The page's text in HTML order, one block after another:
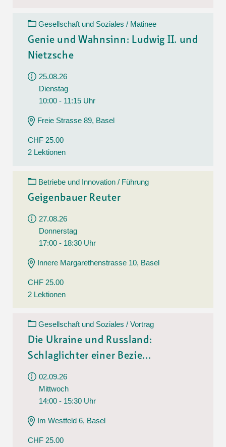
Gesellschaft und Soziales / Matinee
Genie und Wahnsinn: Ludwig II. und
Nietzsche
25.08.26
Dienstag
10:00 - 11:15 Uhr
Freie Strasse 89, Basel
CHF 25.00
2 Lektionen
Betriebe und Innovation / Führung
Geigenbauer Reuter
27.08.26
Donnerstag
17:00 - 18:30 Uhr
Innere Margarethenstrasse 10, Basel
CHF 25.00
2 Lektionen
Gesellschaft und Soziales / Vortrag
Die Ukraine und Russland:
Schlaglichter einer Bezie...
02.09.26
Mittwoch
14:00 - 15:30 Uhr
Im Westfeld 6, Basel
CHF 25.00